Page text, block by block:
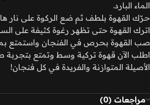
الماء البارد.
حرّك القهوة بلطف ثم ضع الركوة على نار
اترك القهوة حتى تظهر رغوة كثيفة على
صب القهوة بحرص في الفنجان واستمتع
اطلب الآن قهوة تركية وسط وتمتع بتجربة
الأصيلة المتوازنة والفريدة في كل فنجان!
مراجعات (0)